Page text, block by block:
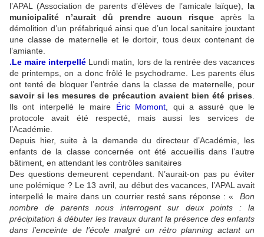
l’APAL (Association de parents d’élèves de l’amicale laïque), la
municipalité n’aurait dû prendre aucun risqueaprès la
démolition d’un préfabriqué ainsi que d’un local sanitaire jouxtant
une classe de maternelle et le dortoir, tous deux contenant de
l’amiante.
.Le maire interpellé Lundi matin, lors de la rentrée des vacances
de printemps, on a donc frôlé le psychodrame. Les parents élus
ont tenté de bloquer l’entrée dans la classe de maternelle, pour
savoir si les mesures de précaution avaient bien été prises
Ils ont interpellé le maire Éric Momont , qui a assuré que le
protocole avait été respecté, mais aussi les services de
l’Académie.
Depuis hier, suite à la demande du directeur d’Académie, les
enfants de la classe concernée ont été accueillis dans l’autre
bâtiment, en attendant les contrôles sanitaires
Des questions demeurent cependant. N’aurait-on pas pu éviter
une polémique ? Le 13 avril, au début des vacances, l’APAL avait
interpellé le maire dans un courrier resté sans réponse : « Bon
nombre de parents nous interrogent sur deux points : la
précipitation à débuter les travaux durant la présence des enfants
dans l’enceinte de l’école malgré un rétro planning actant un